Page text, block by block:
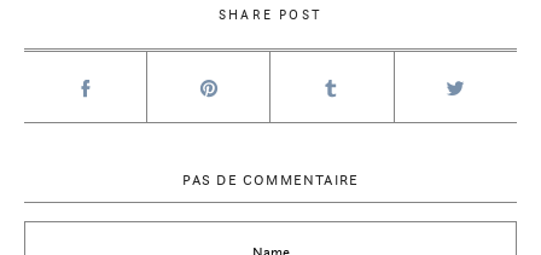
SHARE POST
PAS DE COMMENTAIRE